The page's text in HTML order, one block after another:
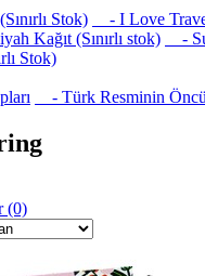
Stok)
- I Love
Kağıt (Sınırlı stok)
-
Stok)
- Türk Resminin
(0)